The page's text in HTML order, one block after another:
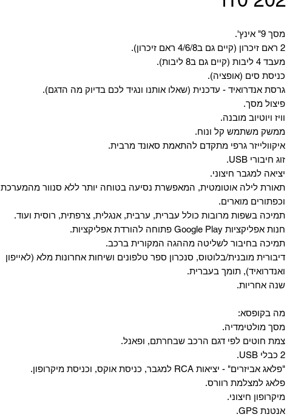
מסך 9" אינץ'.
2 ראם זיכרון (קיים גם ב4/6/8 ראם זיכרון).
מעבד 4 ליבות (קיים גם ב8 ליבות).
כניסת סים (אופציה).
גרסת אנדרואיד - עדכנית (שאלו אותנו ונגיד לכם בדיוק מה הדגם).
פיצול מסך.
וויז ויוטיוב מובנה.
ממשק משתמש קל ונוח.
איקוולייזר גרפי מתקדם להתאמת סאונד מרבית.
זוג חיבורי USB.
יציאה למגבר חיצוני.
תאורת לילה אוטומטית, המאפשרת נסיעה בטוחה יותר ללא סנוור מהמערכת
וכפתורים מוארים.
תמיכה בשפות מרובות כולל עברית, ערבית, אנגלית, צרפתית, רוסית ועוד.
‏חנות אפליקציות Google Play פתוחה להורדת אפליקציות.
‏תמיכה בחיבור לשליטה מההגה המקורית ברכב.
‏דיבורית מובנית/בלוטוס, ‏סנכרון ספר טלפונים ושיחות אחרונות מלא (לאייפון
ואנדרואיד), תומך בעברית.
שנה אחריות.
מה בקופסא:
מסך מולטימדיה.
צמת חוטים לפי דגם הרכב שבחרתם, ופאנל.
2 כבלי USB.
"פלאג אביזרים" - יציאות RCA למגבר, כניסת אוקס, וכניסת מיקרופון.
פלאג למצלמת רוורס.
מיקרופון חיצוני.
אנטנת GPS.